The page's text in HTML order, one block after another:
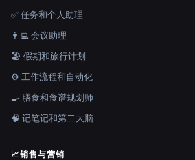
✅ 任务和个人助理
👨‍💻 会议助理
🏖 假期和旅行计划
⚙️ 工作流程和自动化
🍳 膳食和食谱规划师
🧠 记笔记和第二大脑
📈销售与营销